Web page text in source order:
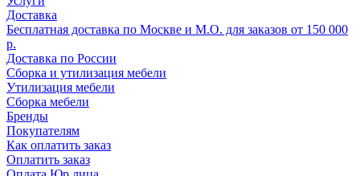
Доставка
Бесплатная доставка по Москве и М.О. для заказов от 150 000
р.
Доставка по России
Сборка и утилизация мебели
Утилизация мебели
Сборка мебели
Бренды
Покупателям
Как оплатить заказ
Оплатить заказ